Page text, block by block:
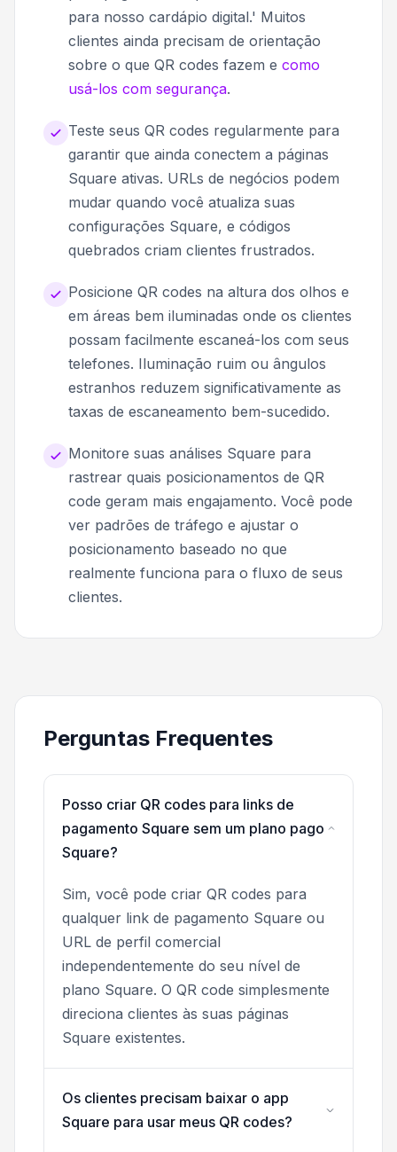
para nosso cardápio digital.' Muitos
clientes ainda precisam de orientação
sobre o que QR codes fazem e como
usá-los com segurança.
Teste seus QR codes regularmente para
garantir que ainda conectem a páginas
Square ativas. URLs de negócios podem
mudar quando você atualiza suas
configurações Square, e códigos
quebrados criam clientes frustrados.
Posicione QR codes na altura dos olhos e
em áreas bem iluminadas onde os clientes
possam facilmente escaneá-los com seus
telefones. Iluminação ruim ou ângulos
estranhos reduzem significativamente as
taxas de escaneamento bem-sucedido.
Monitore suas análises Square para
rastrear quais posicionamentos de QR
code geram mais engajamento. Você pode
ver padrões de tráfego e ajustar o
posicionamento baseado no que
realmente funciona para o fluxo de seus
clientes.
Perguntas Frequentes
Posso criar QR codes para links de
pagamento Square sem um plano pago
Square?
Sim, você pode criar QR codes para
qualquer link de pagamento Square ou
URL de perfil comercial
independentemente do seu nível de
plano Square. O QR code simplesmente
direciona clientes às suas páginas
Square existentes.
Os clientes precisam baixar o app
Square para usar meus QR codes?